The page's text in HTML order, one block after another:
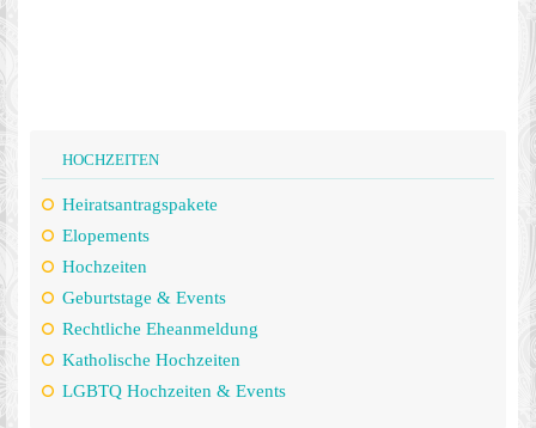
HOCHZEITEN
Heiratsantragspakete
Elopements
Hochzeiten
Geburtstage & Events
Rechtliche Eheanmeldung
Katholische Hochzeiten
LGBTQ Hochzeiten & Events